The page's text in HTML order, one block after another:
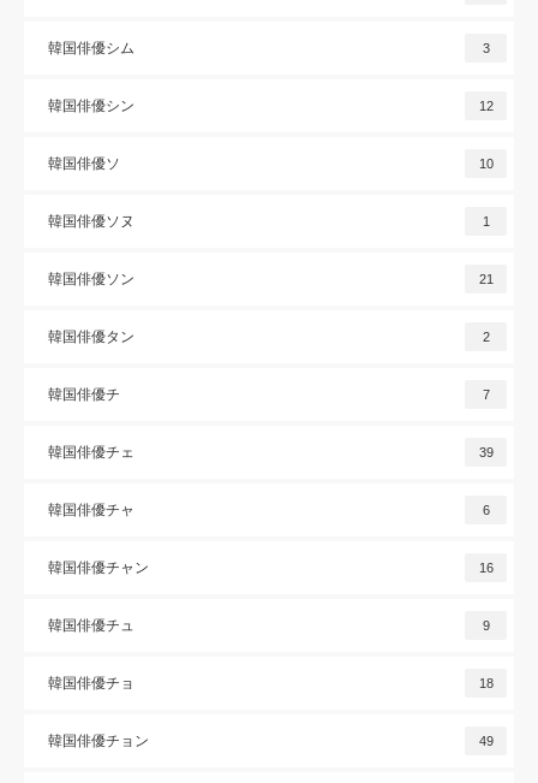
韓国俳優シム 3
韓国俳優シン 12
韓国俳優ソ 10
韓国俳優ソヌ 1
韓国俳優ソン 21
韓国俳優タン 2
韓国俳優チ 7
韓国俳優チェ 39
韓国俳優チャ 6
韓国俳優チャン 16
韓国俳優チュ 9
韓国俳優チョ 18
韓国俳優チョン 49